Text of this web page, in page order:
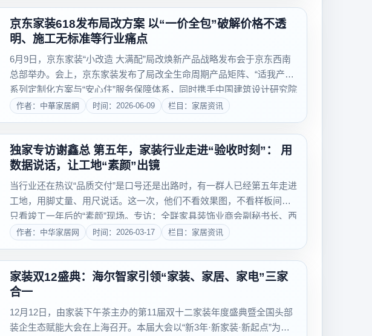
京东家装618发布局改方案 以“一价全包”破解价格不透
明、施工无标准等行业痛点
6月9日，京东家装“小改造 大满配”局改焕新产品战略发布会于京东西南
总部举办。会上，京东家装发布了局改全生命周期产品矩阵、“适我产品”
系列定制化方案与“安心住”服务保障体系，同时携手中国建筑设计研究院
达成适老家装专项战略合作。此次京东家装全面升级，将推动家装行业
作者：中華家居網 时间：2026-06-09 栏目：家居资讯
独家专访谢鑫总 第五年，家装行业走进“验收时刻”： 用
数据说话，让工地“素颜”出镜
当行业还在热议“品质交付”是口号还是出路时，有一群人已经第五年走进
工地，用脚丈量、用尺说话。这一次，他们不看效果图，不看样板间，
只看竣工一年后的“素颜”现场。专访：全联家具装饰业商会副秘书长、西
海基石教育集团总裁 谢鑫“家装行业的核心能力，不在门店，在工地。”
作者：中华家居网 时间：2026-03-17 栏目：家居资讯
家装双12盛典：海尔智家引领“家装、家居、家电”三家
合一
12月12日，由家装下午茶主办的第11届双十二家装年度盛典暨全国头部
装企生态赋能大会在上海召开。本届大会以“新3年·新家装·新起点”为主